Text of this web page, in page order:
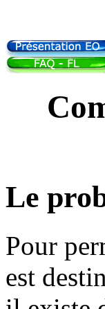
Le
Pour
est